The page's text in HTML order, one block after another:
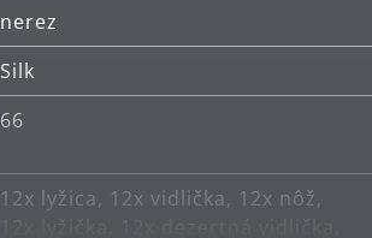
nerez
Silk
66
12x lyžica, 12x vidlička, 12x nôž,